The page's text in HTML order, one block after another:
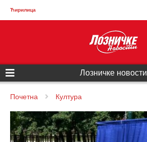
Ћирилица
Лозничке новости
Почетна Култура